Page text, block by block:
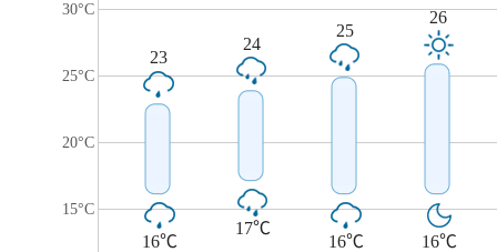
30°C
25°C
20°C
15°C
23
16℃
24
17℃
25
16℃
26
16℃